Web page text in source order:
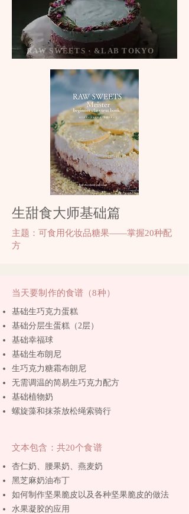
RAW SWEETS · &LAB TOKYO
生甜食大师基础篇
主题：可食用化妆品糖果——掌握20种配
方
当天要制作的食谱（8种）
基础生巧克力蛋糕
基础分层生蛋糕（2层）
基础幸福球
基础生布朗尼
生巧克力糖霜布朗尼
无需调温的简易生巧克力配方
基础植物奶
螺旋藻和抹茶放松绳索骑行
文本包含：共20个食谱
杏仁奶、腰果奶、燕麦奶
黑芝麻奶油布丁
如何制作坚果脆皮以及各种坚果脆皮的做法
水果凝胶的应用